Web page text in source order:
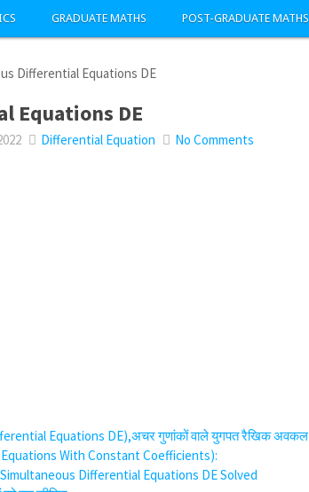
GRADUATE MATHS POST-GRADUATE MATHS
Differential Equations DE
Equations DE
Differential Equation No Comments
Equations DE),अचर गुणांकों वाले युगपत रैखिक अवकल
With Constant Coefficients):
Differential Equations DE Solved